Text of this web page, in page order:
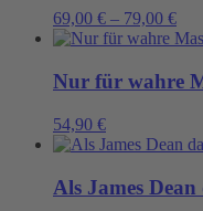
69,00 € – 79,00 €
Nur für wahre
54,90 €
Als James